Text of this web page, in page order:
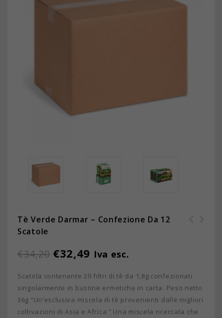
Tè Verde Darmar – Confezione Da 12
Scatole
€34,20 €32,49 Iva esc.
Scatola contenente 20 filtri di tè da 1,8g confezionati
singolarmente in bustine ermetiche in carta. Peso netto
36g “Un’esclusiva miscela di tè provenienti dalle migliori
coltivazioni di Asia e Africa ” Una miscela ricercata che